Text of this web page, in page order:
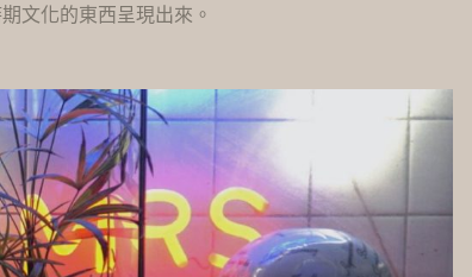
文化的東西呈現出來。